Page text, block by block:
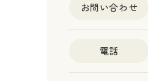
お問い合わせ
電話